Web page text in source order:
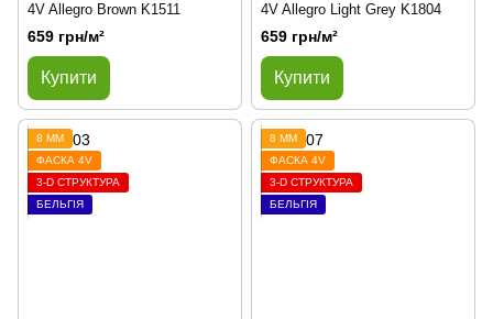
4V Allegro Brown K1511
659 грн/м²
Купити
4V Allegro Light Grey K1804
659 грн/м²
Купити
8 ММ
ФАСКА 4V
3-D СТРУКТУРА
БЕЛЬГІЯ
8 ММ
ФАСКА 4V
3-D СТРУКТУРА
БЕЛЬГІЯ